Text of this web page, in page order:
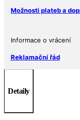
000
COA
Možnosti plateb a
Informace o vrácení
Reklamační řád
Detaily